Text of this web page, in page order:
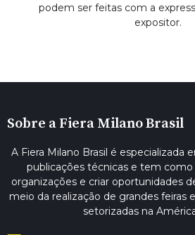
podem ser feitas com a
expositor.
Sobre a Fiera Milano Brasil
A Fiera Milano Brasil é especializada
publicações técnicas e tem
organizações e criar oportunidades
meio da realização de grandes feiras
setorizadas na